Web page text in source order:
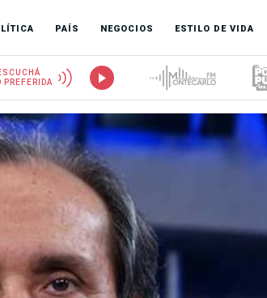
PAÍS NEGOCIOS ESTILO DE VIDA
PREFERIDA